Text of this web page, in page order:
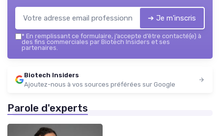
➔ Je m'inscris
* En remplissant ce formulaire, j’accepte d’être contacté(e) à
des fins commerciales par Biotech Insiders et ses
partenaires.
Biotech Insiders
Ajoutez-nous à vos sources préférées sur Google
Parole d'experts